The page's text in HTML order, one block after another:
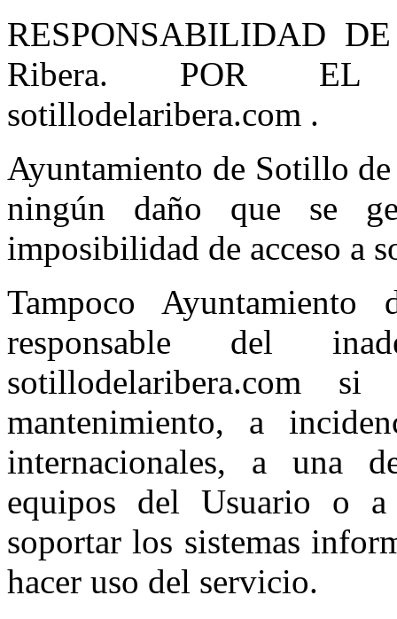
RESPONSABILIDAD
Ribera. POR EL
sotillodelaribera.com .
Ayuntamiento de Sotillo
ningún daño que se
imposibilidad de acceso a
Tampoco
responsable del
sotillodelaribera.com
mantenimiento, a
internacionales, a una
equipos del Usuario o a
soportar los sistemas
hacer uso del servicio.